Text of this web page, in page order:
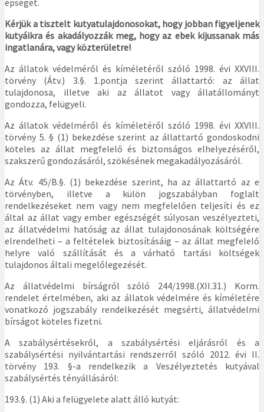
Kérjük a tisztelt kutyatulajdonosokat, hogy jobban figyeljenek
kutyáikra és akadályozzák meg, hogy az ebek kijussanak más
ingatlanára, vagy közterületre!
Az állatok védelméről és kíméletéről szóló 1998. évi XXVIII.
törvény (Átv.) 3.§. 1.pontja szerint állattartó: az állat
tulajdonosa, illetve aki az állatot vagy állatállományt
gondozza, felügyeli.
Az állatok védelméről és kíméletéről szóló 1998. évi XXVIII.
törvény 5. § (1) bekezdése szerint az állattartó gondoskodni
köteles az állat megfelelő és biztonságos elhelyezéséről,
szakszerű gondozásáról, szökésének megakadályozásáról.
Az Átv. 45/B.§. (1) bekezdése szerint, ha az állattartó az e
törvényben, illetve a külön jogszabályban foglalt
rendelkezéseket nem vagy nem megfelelően teljesíti és ez
által az állat vagy ember egészségét súlyosan veszélyezteti,
az állatvédelmi hatóság az állat tulajdonosának költségére
elrendelheti – a feltételek biztosításáig – az állat megfelelő
helyre való szállítását és a várható tartási költségek
tulajdonos általi megelőlegezését.
Az állatvédelmi bírságról szóló 244/1998.(XII.31.) Korm.
rendelet értelmében, aki az állatok védelmére és kíméletére
vonatkozó jogszabály rendelkezését megsérti, állatvédelmi
bírságot köteles fizetni.
A szabálysértésekről, a szabálysértési eljárásról és a
szabálysértési nyilvántartási rendszerről szóló 2012. évi II.
törvény 193. §-a rendelkezik a Veszélyeztetés kutyával
szabálysértés tényállásáról:
193.§. (1) Aki a felügyelete alatt álló kutyát: